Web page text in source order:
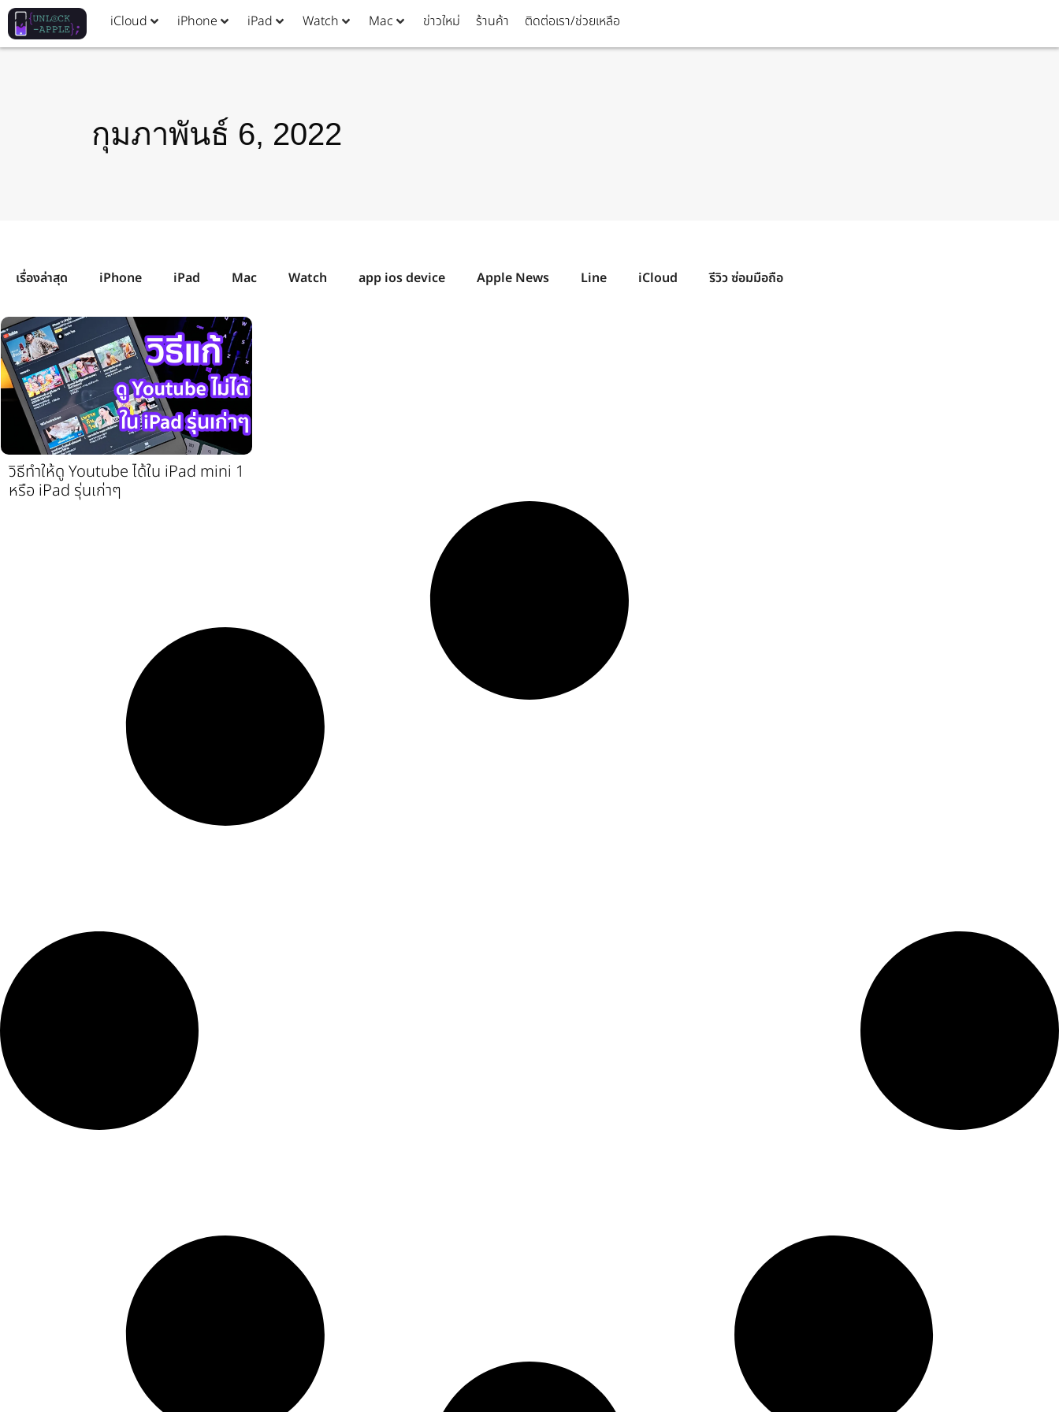
iCloud iPhone iPad Watch Mac ข่าวใหม่ ร้านค้า ติดต่อเรา/ช่วยเหลือ
กุมภาพันธ์ 6, 2022
เรื่องล่าสุด iPhone iPad Mac Watch app ios device Apple News Line iCloud รีวิว ซ่อมมือถือ
วิธีทำให้ดู Youtube ได้ใน iPad mini 1
หรือ iPad รุ่นเก่าๆ